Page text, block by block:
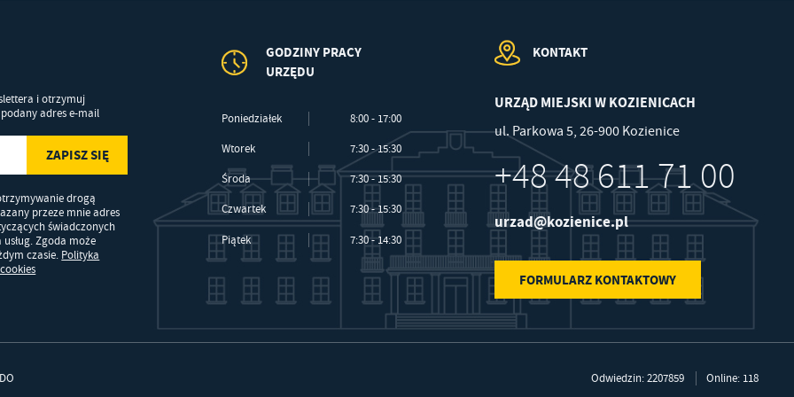
i otrzymuj
adres e-mail
drogą
przeze mnie adres
świadczonych
Zgoda może
czasie. Polityka
GODZINY PRACY
URZĘDU
Poniedziałek 8:00 - 17:00
Wtorek 7:30 - 15:30
Środa 7:30 - 15:30
Czwartek 7:30 - 15:30
Piątek 7:30 - 14:30
KONTAKT
URZĄD MIEJSKI W KOZIENICACH
ul. Parkowa 5, 26-900 Kozienice
+48 48 611 71 00
urzad@kozienice.pl
FORMULARZ KONTAKTOWY
Odwiedzin: 2207859 Online: 118